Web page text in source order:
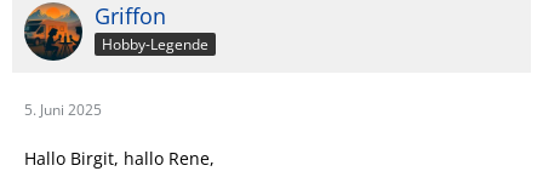
Griffon
Hobby-Legende
5. Juni 2025
Hallo Birgit, hallo Rene,